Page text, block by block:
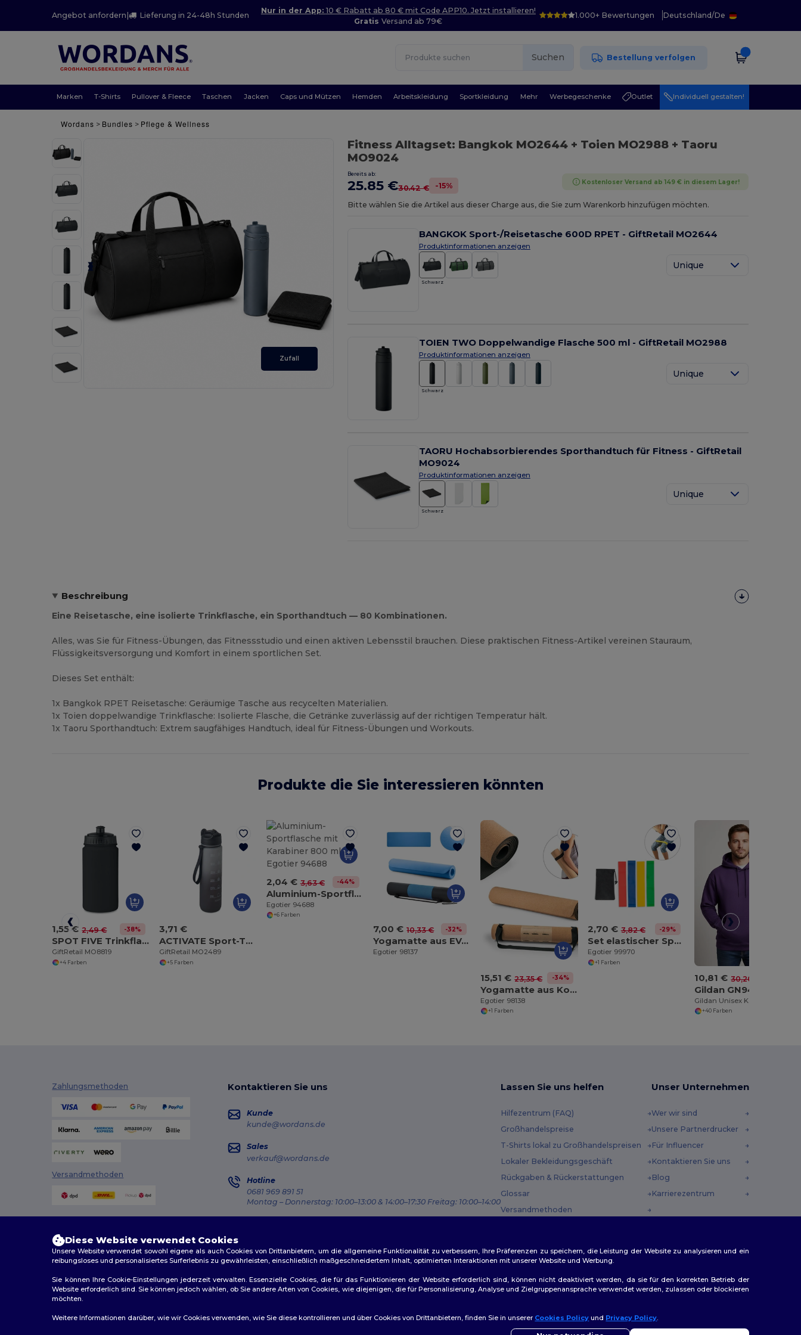
Angebot anfordern | Lieferung in 24-48h Stunden
Nur in der App: 10 € Rabatt ab 80 € mit Code APP10. Jetzt installieren!
GratisVersand ab 79€
1.000+ Bewertungen Deutschland/De
Suchen Bestellung verfolgen
Marken T-Shirts Pullover & Fleece Taschen Jacken Caps und Mützen Hemden Arbeitskleidung Sportkleidung Mehr Werbegeschenke Outlet Individuell gestalten!
Wordans > Bundles > Pflege & Wellness
Zufall
Fitness Alltagset: Bangkok MO2644 + Toien MO2988 + Taoru
MO9024
Bereits ab:
25.85 €30.42 € -15% Kostenloser Versand ab 149 € in diesem Lager!
Bitte wählen Sie die Artikel aus dieser Charge aus, die Sie zum Warenkorb hinzufügen möchten.
BANGKOK Sport-/Reisetasche 600D RPET - GiftRetail MO2644
Produktinformationen anzeigen
Schwarz
Unique
TOIEN TWO Doppelwandige Flasche 500 ml - GiftRetail MO2988
Produktinformationen anzeigen
Schwarz
Unique
TAORU Hochabsorbierendes Sporthandtuch für Fitness - GiftRetail
MO9024
Produktinformationen anzeigen
Schwarz
Unique
Beschreibung
Eine Reisetasche, eine isolierte Trinkflasche, ein Sporthandtuch — 80 Kombinationen.
Alles, was Sie für Fitness-Übungen, das Fitnessstudio und einen aktiven Lebensstil brauchen. Diese praktischen Fitness-Artikel vereinen Stauraum,
Flüssigkeitsversorgung und Komfort in einem sportlichen Set.
Dieses Set enthält:
1x Bangkok RPET Reisetasche: Geräumige Tasche aus recycelten Materialien.
1x Toien doppelwandige Trinkflasche: Isolierte Flasche, die Getränke zuverlässig auf der richtigen Temperatur hält.
1x Taoru Sporthandtuch: Extrem saugfähiges Handtuch, ideal für Fitness-Übungen und Workouts.
Produkte die Sie interessieren könnten
1,55 € 2,49 € -38%
SPOT FIVE Trinkflasche PE 500ml
GiftRetail MO8819
+4 Farben
3,71 €
ACTIVATE Sport-Trinkflasche RPET 1L
GiftRetail MO2489
+5 Farben
2,04 € 3,63 € -44%
Aluminium-Sportflasche mit Karabiner 800 ml
Egotier 94688
+6 Farben
7,00 € 10,33 € -32%
Yogamatte aus EVA. Bis zu 4 mm
Egotier 98137
15,51 € 23,35 € -34%
Yogamatte aus Kork und TPE. Bis zu 3.7 mm
Egotier 98138
+1 Farben
2,70 € 3,82 € -29%
Set elastischer Sportbänder mit Vliesstoffbeutel
Egotier 99970
+1 Farben
10,81 € 30,20 €
Gildan GN940
+40 Farben
Zahlungsmethoden
Versandmethoden
Kontaktieren Sie uns
Kunde
kunde@wordans.de
Sales
verkauf@wordans.de
Hotline
0681 969 891 51
Montag – Donnerstag: 10:00–13:00 & 14:00–17:30 Freitag: 10:00–14:00
Lassen Sie uns helfen
Hilfezentrum (FAQ)
Großhandelspreise
T-Shirts lokal zu Großhandelspreisen
Lokaler Bekleidungsgeschäft
Rückgaben & Rückerstattungen
Glossar
Versandmethoden
Unser Unternehmen
Wer wir sind
Unsere Partnerdrucker
Für Influencer
Kontaktieren Sie uns
Blog
Karrierezentrum
2026. Alle Rechte vorbehalten
Diese Website verwendet Cookies
Unsere Website verwendet sowohl eigene als auch Cookies von Drittanbietern, um die allgemeine Funktionalität zu verbessern, Ihre Präferenzen zu speichern, die Leistung der Website zu analysieren und ein
reibungsloses und personalisiertes Surferlebnis zu gewährleisten, einschließlich maßgeschneidertem Inhalt, optimierten Interaktionen mit unserer Website und Werbung.
Sie können Ihre Cookie-Einstellungen jederzeit verwalten. Essenzielle Cookies, die für das Funktionieren der Website erforderlich sind, können nicht deaktiviert werden, da sie für den korrekten Betrieb der
Website erforderlich sind. Sie können jedoch wählen, ob Sie andere Arten von Cookies, wie diejenigen, die für Personalisierung, Analyse und Zielgruppenansprache verwendet werden, zulassen oder blockieren
möchten.
Weitere Informationen darüber, wie wir Cookies verwenden, wie Sie diese kontrollieren und über Cookies von Drittanbietern, finden Sie in unserer Cookies Policy und Privacy Policy.
👋 Hallo